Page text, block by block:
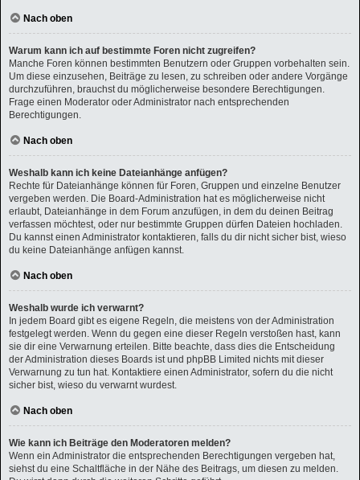
Nach oben
Warum kann ich auf bestimmte Foren nicht zugreifen?
Manche Foren können bestimmten Benutzern oder Gruppen vorbehalten sein.
Um diese einzusehen, Beiträge zu lesen, zu schreiben oder andere Vorgänge
durchzuführen, brauchst du möglicherweise besondere Berechtigungen.
Frage einen Moderator oder Administrator nach entsprechenden
Berechtigungen.
Nach oben
Weshalb kann ich keine Dateianhänge anfügen?
Rechte für Dateianhänge können für Foren, Gruppen und einzelne Benutzer
vergeben werden. Die Board-Administration hat es möglicherweise nicht
erlaubt, Dateianhänge in dem Forum anzufügen, in dem du deinen Beitrag
verfassen möchtest, oder nur bestimmte Gruppen dürfen Dateien hochladen.
Du kannst einen Administrator kontaktieren, falls du dir nicht sicher bist, wieso
du keine Dateianhänge anfügen kannst.
Nach oben
Weshalb wurde ich verwarnt?
In jedem Board gibt es eigene Regeln, die meistens von der Administration
festgelegt werden. Wenn du gegen eine dieser Regeln verstoßen hast, kann
sie dir eine Verwarnung erteilen. Bitte beachte, dass dies die Entscheidung
der Administration dieses Boards ist und phpBB Limited nichts mit dieser
Verwarnung zu tun hat. Kontaktiere einen Administrator, sofern du die nicht
sicher bist, wieso du verwarnt wurdest.
Nach oben
Wie kann ich Beiträge den Moderatoren melden?
Wenn ein Administrator die entsprechenden Berechtigungen vergeben hat,
siehst du eine Schaltfläche in der Nähe des Beitrags, um diesen zu melden.